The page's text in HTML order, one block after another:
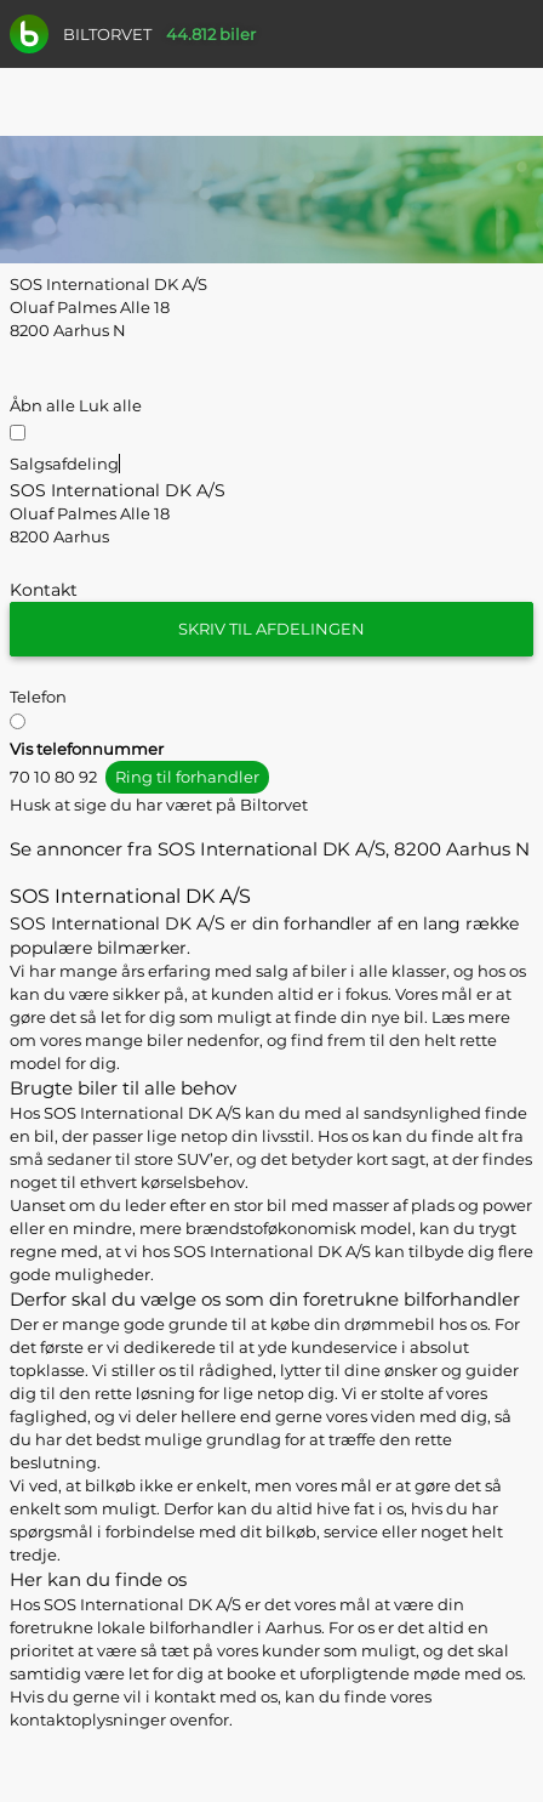
BILTORVET 44.812 biler
SOS International DK A/S
Oluaf Palmes Alle 18
8200 Aarhus N
Åbn alle Luk alle
Salgsafdeling
SOS International DK A/S
Oluaf Palmes Alle 18
8200 Aarhus
Kontakt
SKRIV TIL AFDELINGEN
Telefon
Vis telefonnummer
70 10 80 92
Ring til forhandler
Husk at sige du har været på Biltorvet
Se annoncer fra SOS International DK A/S, 8200 Aarhus N
SOS International DK A/S
SOS International DK A/S er din forhandler af en lang række
populære bilmærker.
Vi har mange års erfaring med salg af biler i alle klasser, og hos os
kan du være sikker på, at kunden altid er i fokus. Vores mål er at
gøre det så let for dig som muligt at finde din nye bil. Læs mere
om vores mange biler nedenfor, og find frem til den helt rette
model for dig.
Brugte biler til alle behov
Hos SOS International DK A/S kan du med al sandsynlighed finde
en bil, der passer lige netop din livsstil. Hos os kan du finde alt fra
små sedaner til store SUV’er, og det betyder kort sagt, at der findes
noget til ethvert kørselsbehov.
Uanset om du leder efter en stor bil med masser af plads og power
eller en mindre, mere brændstoføkonomisk model, kan du trygt
regne med, at vi hos SOS International DK A/S kan tilbyde dig flere
gode muligheder.
Derfor skal du vælge os som din foretrukne bilforhandler
Der er mange gode grunde til at købe din drømmebil hos os. For
det første er vi dedikerede til at yde kundeservice i absolut
topklasse. Vi stiller os til rådighed, lytter til dine ønsker og guider
dig til den rette løsning for lige netop dig. Vi er stolte af vores
faglighed, og vi deler hellere end gerne vores viden med dig, så
du har det bedst mulige grundlag for at træffe den rette
beslutning.
Vi ved, at bilkøb ikke er enkelt, men vores mål er at gøre det så
enkelt som muligt. Derfor kan du altid hive fat i os, hvis du har
spørgsmål i forbindelse med dit bilkøb, service eller noget helt
tredje.
Her kan du finde os
Hos SOS International DK A/S er det vores mål at være din
foretrukne lokale bilforhandler i Aarhus. For os er det altid en
prioritet at være så tæt på vores kunder som muligt, og det skal
samtidig være let for dig at booke et uforpligtende møde med os.
Hvis du gerne vil i kontakt med os, kan du finde vores
kontaktoplysninger ovenfor.